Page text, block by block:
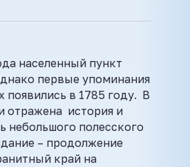
населенный пункт
первые упоминания
появились в 1785 году. В
отражена история и
небольшого полесского
– продолжение
край на